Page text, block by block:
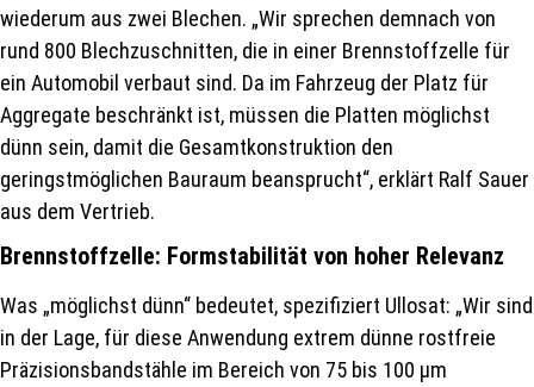
wiederum aus zwei Blechen. „Wir sprechen demnach von
rund 800 Blechzuschnitten, die in einer Brennstoffzelle für
ein Automobil verbaut sind. Da im Fahrzeug der Platz für
Aggregate beschränkt ist, müssen die Platten möglichst
dünn sein, damit die Gesamtkonstruktion den
geringstmöglichen Bauraum beansprucht“, erklärt Ralf Sauer
aus dem Vertrieb.
Brennstoffzelle: Formstabilität von hoher Relevanz
Was „möglichst dünn“ bedeutet, spezifiziert Ullosat: „Wir sind
in der Lage, für diese Anwendung extrem dünne rostfreie
Präzisionsbandstähle im Bereich von 75 bis 100 µm